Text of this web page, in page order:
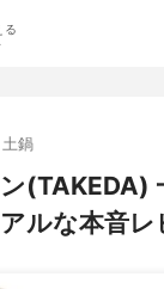
る
土鍋
(TAKEDA)
ルな本音レ